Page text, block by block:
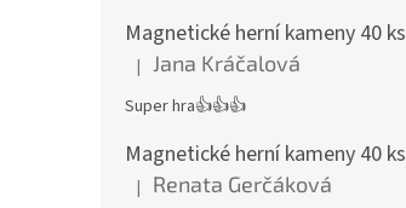
Magnetické herní kameny 40 ks
Hodnocení produktu je 5 z 5 hvězdiček.
| Jana Kráčalová
Super hra👍👍👍
Magnetické herní kameny 40 ks
Hodnocení produktu je 5 z 5 hvězdiček.
| Renata Gerčáková